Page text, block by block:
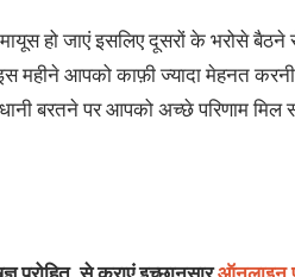
हो जाएं इसलिए दूसरों के भरोसे
महीने आपको काफ़ी ज्यादा मेहनत
बरतने पर आपको अच्छे परिणाम